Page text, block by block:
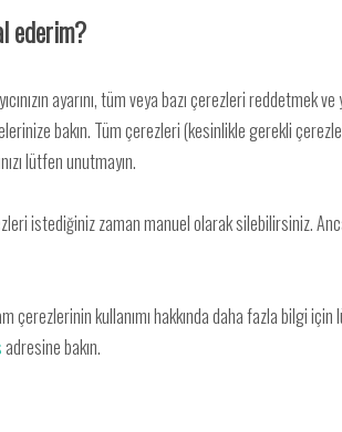
ederim?
ayarını, tüm veya bazı çerezleri
bakın. Tüm çerezleri (kesinlikle gerekli
lütfen unutmayın.
istediğiniz zaman manuel olarak silebilirsiniz.
kullanımı hakkında daha fazla bilgi
adresine bakın.